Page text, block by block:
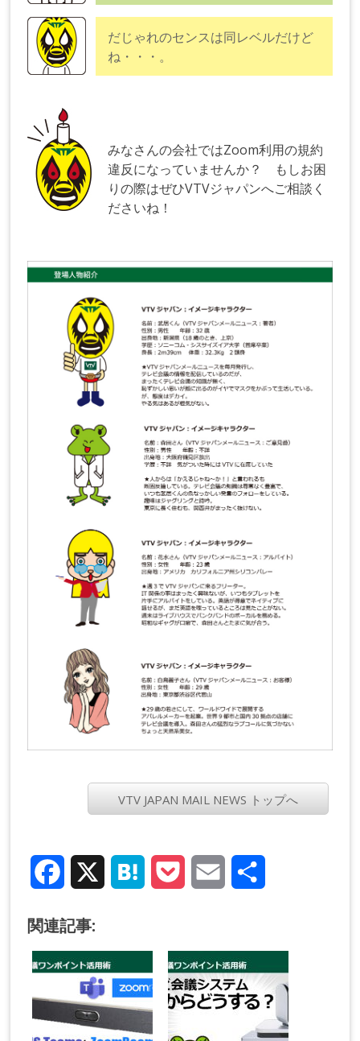
だじゃれのセンスは同レベルだけど
ね・・・。
みなさんの会社ではZoom利用の規約
違反になっていませんか？ もしお困
りの際はぜひVTVジャパンへご相談く
ださいね！
VTV JAPAN MAIL NEWS トップへ
Facebook Hatena Pocket Email
関連記事: